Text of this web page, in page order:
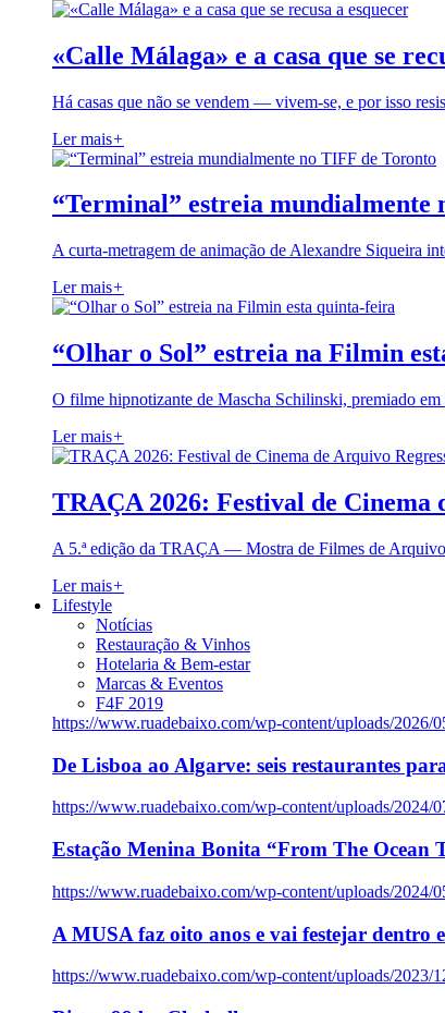
«Calle Málaga» e a casa que se
Há casas que não se vendem — vivem-se, e por isso
Ler mais+
“Terminal” estreia mundialmente
A curta-metragem de animação de Alexandre Siqueira
Ler mais+
“Olhar o Sol” estreia na Filmin
O filme hipnotizante de Mascha Schilinski, premiado em
Ler mais+
TRAÇA 2026: Festival de Cinema
A 5.ª edição da TRAÇA — Mostra de Filmes de
Ler mais+
Lifestyle
Notícias
Restauração & Vinhos
Hotelaria & Bem-estar
Marcas & Eventos
F4F 2019
https://www.ruadebaixo.com/wp-content/uploads/2026/
De Lisboa ao Algarve: seis restaurantes
https://www.ruadebaixo.com/wp-content/uploads/2024/
Estação Menina Bonita “From The Ocean
https://www.ruadebaixo.com/wp-content/uploads/2024/
A MUSA faz oito anos e vai festejar dentro
https://www.ruadebaixo.com/wp-content/uploads/2023/